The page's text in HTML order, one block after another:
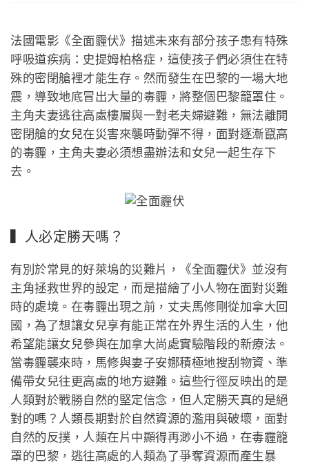
法國電影《全面霾伏》描述未來有部分孩子患有特殊
呼吸道疾病：史提姆柏格症，這使孩子們必須住在特
殊的密閉艙裡才能生存。然而發生在巴黎的一場大地
震，導致地底冒出大量的毒霾，將整個巴黎籠罩住。
主角夫妻逃往高處樓層與一對老夫婦避難，無法離開
密閉艙的女兒在災害來襲時動彈不得，面對逐漸竄高
的毒霾，主角夫妻必須想盡辦法和女兒一起生存下
去。
▍人必定勝天嗎？
有別於常見的好萊塢的災難片，《全面霾伏》並沒有
主角拯救世界的設定，而是描繪了小人物在面對災難
時的處境。在毒霾出現之前，丈夫馬修剛從加拿大回
國，為了想讓女兒享有能正常在外界生活的人生，他
希望能讓女兒參與在加拿大尚處實驗階段的新療法。
當毒霾襲來時，馬修與妻子安娜積極地搜刮物資、準
備帶女兒往更高處的地方避難。這些行徑反映出的是
人類對於戰勝自然的堅定信念，但人定勝天真的是絕
對的嗎？人類長期對於自然資源的濫用與破壞，面對
自然的反撲，人類在片中顯得再渺小不過，在毒霾籠
罩的巴黎，逃往高處的人類為了爭奪資源而產生暴